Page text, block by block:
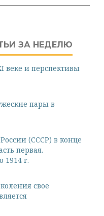
ЗА НЕДЕЛЮ
веке и перспективы
пары в
(СССР) в конце
первая.
г.
свое